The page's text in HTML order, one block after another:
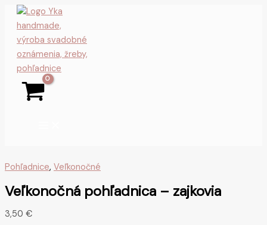
Preskočiť
obsah
Pohľadnice, Veľkonočné
Veľkonočná pohľadnica – zajkovia
3,50 €
množstvo
Veľkonočná
pohľadnica
zajkovia